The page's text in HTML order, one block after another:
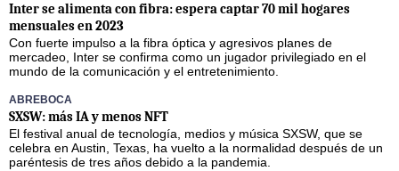
Inter se alimenta con fibra: espera captar 70 mil hogares
mensuales en 2023
Con fuerte impulso a la fibra óptica y agresivos planes de
mercadeo, Inter se confirma como un jugador privilegiado en el
mundo de la comunicación y el entretenimiento.
ABREBOCA
SXSW: más IA y menos NFT
El festival anual de tecnología, medios y música SXSW, que se
celebra en Austin, Texas, ha vuelto a la normalidad después de un
paréntesis de tres años debido a la pandemia.